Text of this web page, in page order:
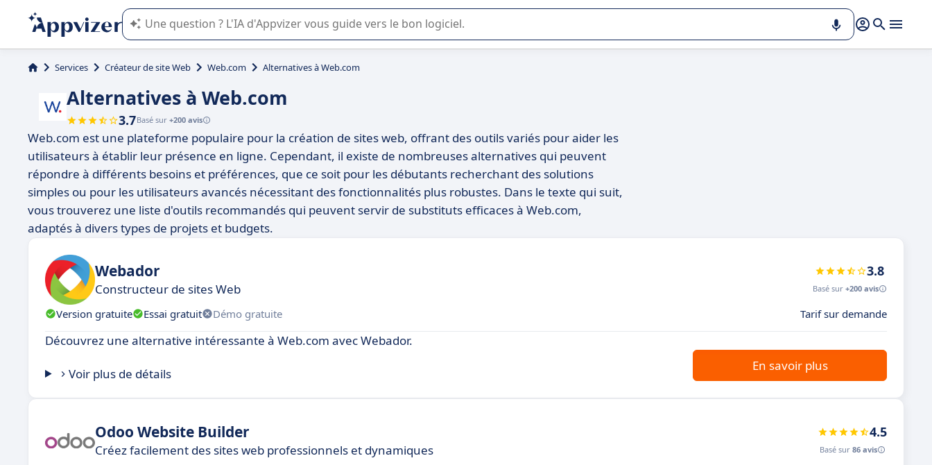
L'IA de Appvizer vous guide dans l'utilisation ou la sélection de logiciel SaaS en entreprise.
Services Créateur de site Web Web.com Alternatives à Web.com
Alternatives à Web.com
3.7Basé sur +200 avis
Web.com est une plateforme populaire pour la création de sites web, offrant des outils variés pour aider les
utilisateurs à établir leur présence en ligne. Cependant, il existe de nombreuses alternatives qui peuvent
répondre à différents besoins et préférences, que ce soit pour les débutants recherchant des solutions
simples ou pour les utilisateurs avancés nécessitant des fonctionnalités plus robustes. Dans le texte qui suit,
vous trouverez une liste d'outils recommandés qui peuvent servir de substituts efficaces à Web.com,
adaptés à divers types de projets et budgets.
Webador
Constructeur de sites Web
3.8
Basé sur +200 avis
Version gratuite Essai gratuit Démo gratuite Tarif sur demande
Découvrez une alternative intéressante à Web.com avec Webador.
Voir plus de détails
En savoir plus
Odoo Website Builder
Créez facilement des sites web professionnels et dynamiques
4.5
Basé sur 86 avis